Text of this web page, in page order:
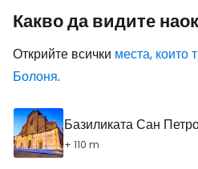
Какво да видите
Открийте всички места, които
Болоня.
Базиликата Сан
+ 110 m